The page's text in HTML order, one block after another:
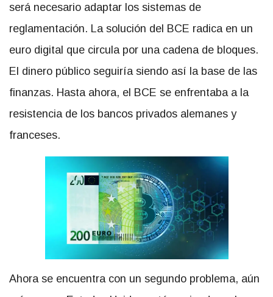
será necesario adaptar los sistemas de
reglamentación. La solución del BCE radica en un
euro digital que circula por una cadena de bloques.
El dinero público seguiría siendo así la base de las
finanzas. Hasta ahora, el BCE se enfrentaba a la
resistencia de los bancos privados alemanes y
franceses.
Ahora se encuentra con un segundo problema, aún